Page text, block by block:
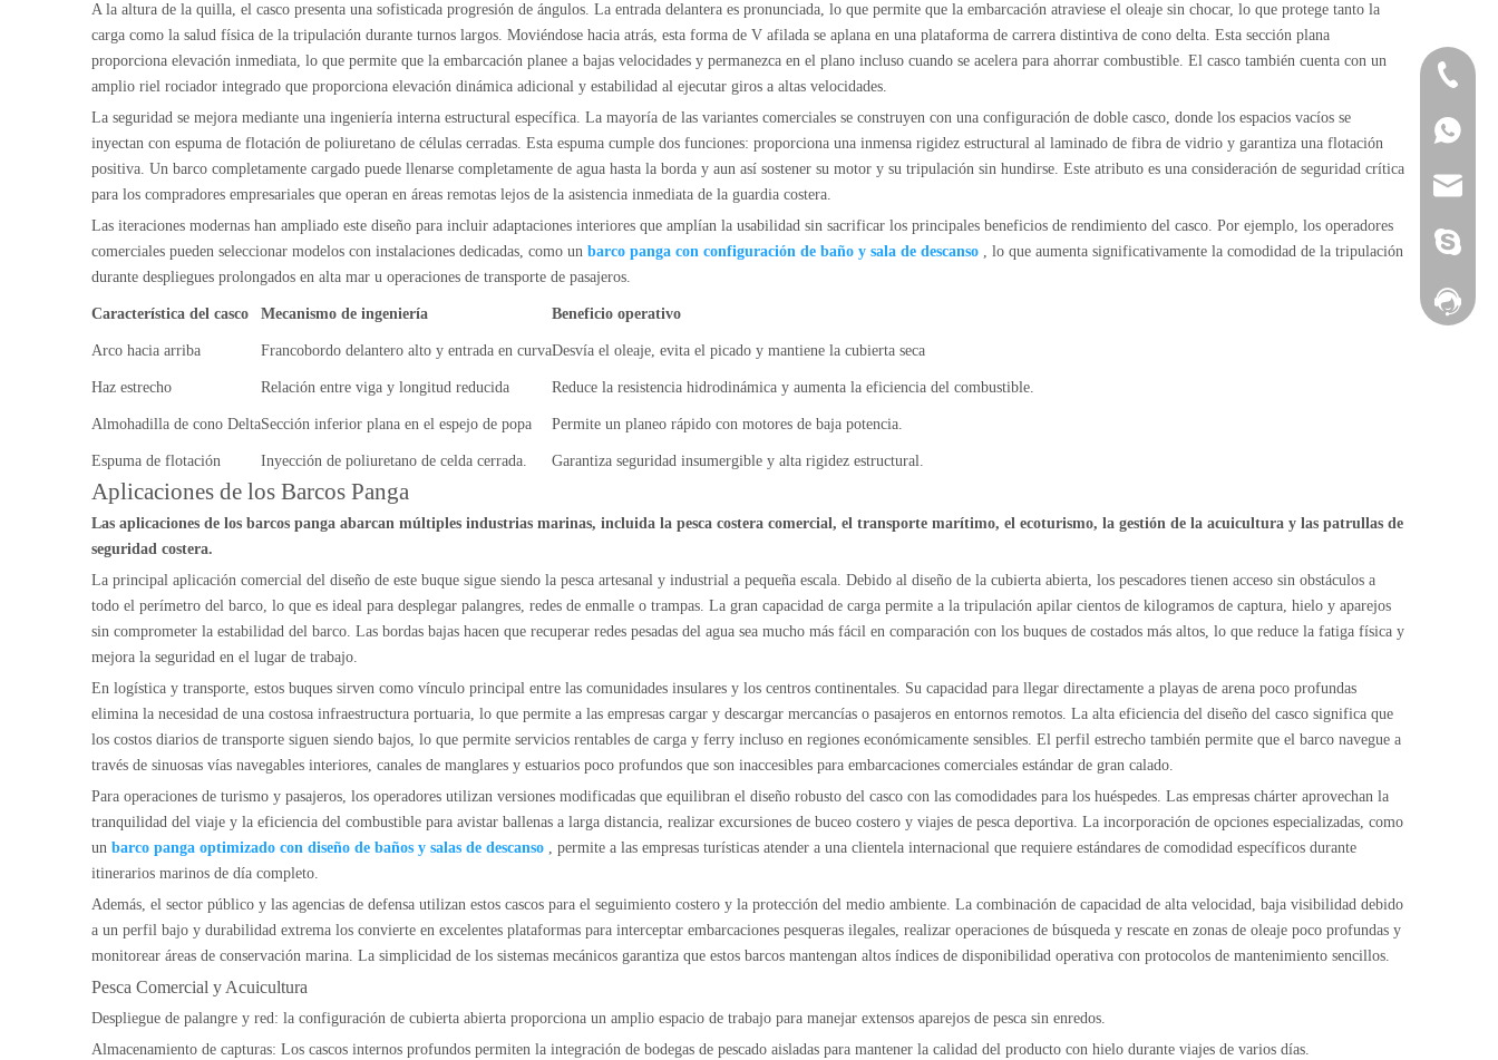
A la altura de la quilla, el casco presenta una sofisticada progresión de ángulos. La entrada delantera es pronunciada, lo que permite que la embarcación atraviese el oleaje sin chocar, lo que protege tanto la
carga como la salud física de la tripulación durante turnos largos. Moviéndose hacia atrás, esta forma de V afilada se aplana en una plataforma de carrera distintiva de cono delta. Esta sección plana
proporciona elevación inmediata, lo que permite que la embarcación planee a bajas velocidades y permanezca en el plano incluso cuando se acelera para ahorrar combustible. El casco también cuenta con un
amplio riel rociador integrado que proporciona elevación dinámica adicional y estabilidad al ejecutar giros a altas velocidades.
La seguridad se mejora mediante una ingeniería interna estructural específica. La mayoría de las variantes comerciales se construyen con una configuración de doble casco, donde los espacios vacíos se
inyectan con espuma de flotación de poliuretano de células cerradas. Esta espuma cumple dos funciones: proporciona una inmensa rigidez estructural al laminado de fibra de vidrio y garantiza una flotación
positiva. Un barco completamente cargado puede llenarse completamente de agua hasta la borda y aun así sostener su motor y su tripulación sin hundirse. Este atributo es una consideración de seguridad crítica
para los compradores empresariales que operan en áreas remotas lejos de la asistencia inmediata de la guardia costera.
Las iteraciones modernas han ampliado este diseño para incluir adaptaciones interiores que amplían la usabilidad sin sacrificar los principales beneficios de rendimiento del casco. Por ejemplo, los operadores
comerciales pueden seleccionar modelos con instalaciones dedicadas, como un barco panga con configuración de baño y sala de descanso , lo que aumenta significativamente la comodidad de la tripulación
durante despliegues prolongados en alta mar u operaciones de transporte de pasajeros.
Característica del casco Mecanismo de ingeniería Beneficio operativo
Arco hacia arriba Francobordo delantero alto y entrada en curvaDesvía el oleaje, evita el picado y mantiene la cubierta seca
Haz estrecho Relación entre viga y longitud reducida Reduce la resistencia hidrodinámica y aumenta la eficiencia del combustible.
Almohadilla de cono DeltaSección inferior plana en el espejo de popa Permite un planeo rápido con motores de baja potencia.
Espuma de flotación Inyección de poliuretano de celda cerrada. Garantiza seguridad insumergible y alta rigidez estructural.
Aplicaciones de los Barcos Panga
Las aplicaciones de los barcos panga abarcan múltiples industrias marinas, incluida la pesca costera comercial, el transporte marítimo, el ecoturismo, la gestión de la acuicultura y las patrullas de
seguridad costera.
La principal aplicación comercial del diseño de este buque sigue siendo la pesca artesanal y industrial a pequeña escala. Debido al diseño de la cubierta abierta, los pescadores tienen acceso sin obstáculos a
todo el perímetro del barco, lo que es ideal para desplegar palangres, redes de enmalle o trampas. La gran capacidad de carga permite a la tripulación apilar cientos de kilogramos de captura, hielo y aparejos
sin comprometer la estabilidad del barco. Las bordas bajas hacen que recuperar redes pesadas del agua sea mucho más fácil en comparación con los buques de costados más altos, lo que reduce la fatiga física y
mejora la seguridad en el lugar de trabajo.
En logística y transporte, estos buques sirven como vínculo principal entre las comunidades insulares y los centros continentales. Su capacidad para llegar directamente a playas de arena poco profundas
elimina la necesidad de una costosa infraestructura portuaria, lo que permite a las empresas cargar y descargar mercancías o pasajeros en entornos remotos. La alta eficiencia del diseño del casco significa que
los costos diarios de transporte siguen siendo bajos, lo que permite servicios rentables de carga y ferry incluso en regiones económicamente sensibles. El perfil estrecho también permite que el barco navegue a
través de sinuosas vías navegables interiores, canales de manglares y estuarios poco profundos que son inaccesibles para embarcaciones comerciales estándar de gran calado.
Para operaciones de turismo y pasajeros, los operadores utilizan versiones modificadas que equilibran el diseño robusto del casco con las comodidades para los huéspedes. Las empresas chárter aprovechan la
tranquilidad del viaje y la eficiencia del combustible para avistar ballenas a larga distancia, realizar excursiones de buceo costero y viajes de pesca deportiva. La incorporación de opciones especializadas, como
un barco panga optimizado con diseño de baños y salas de descanso , permite a las empresas turísticas atender a una clientela internacional que requiere estándares de comodidad específicos durante
itinerarios marinos de día completo.
Además, el sector público y las agencias de defensa utilizan estos cascos para el seguimiento costero y la protección del medio ambiente. La combinación de capacidad de alta velocidad, baja visibilidad debido
a un perfil bajo y durabilidad extrema los convierte en excelentes plataformas para interceptar embarcaciones pesqueras ilegales, realizar operaciones de búsqueda y rescate en zonas de oleaje poco profundas y
monitorear áreas de conservación marina. La simplicidad de los sistemas mecánicos garantiza que estos barcos mantengan altos índices de disponibilidad operativa con protocolos de mantenimiento sencillos.
Pesca Comercial y Acuicultura
Despliegue de palangre y red: la configuración de cubierta abierta proporciona un amplio espacio de trabajo para manejar extensos aparejos de pesca sin enredos.
Almacenamiento de capturas: Los cascos internos profundos permiten la integración de bodegas de pescado aisladas para mantener la calidad del producto con hielo durante viajes de varios días.
+86-
+86-
yamane-7
Facebook